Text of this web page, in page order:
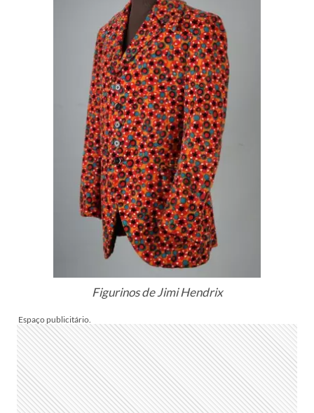
Figurinos de Jimi Hendrix